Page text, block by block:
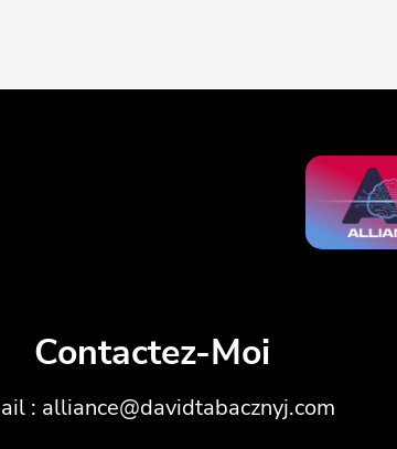
Contactez-Moi
: alliance@davidtabacznyj.com